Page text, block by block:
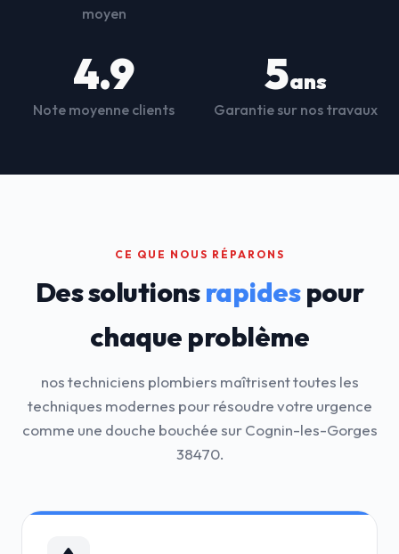
moyen
4.9
Note moyenne clients
5ans
Garantie sur nos travaux
CE QUE NOUS RÉPARONS
Des solutionsrapidespour
chaque problème
nos techniciens plombiers maîtrisent toutes les
techniques modernes pour résoudre votre urgence
comme une douche bouchée sur Cognin-les-Gorges
38470.